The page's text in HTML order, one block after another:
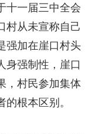
一届三中全会
村从未宣称自己
强加在崖口村头
身强制性，崖口
，村民参加集体
根本区别。